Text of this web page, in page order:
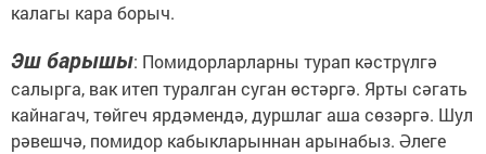
калагы кара борыч.
Эш барышы: Помидорларларны турап кәстрүлгә
салырга, вак итеп туралган суган өстәргә. Ярты сәгать
кайнагач, төйгеч ярдәмендә, дуршлаг аша сөзәргә. Шул
рәвешчә, помидор кабыкларыннан арынабыз. Әлеге